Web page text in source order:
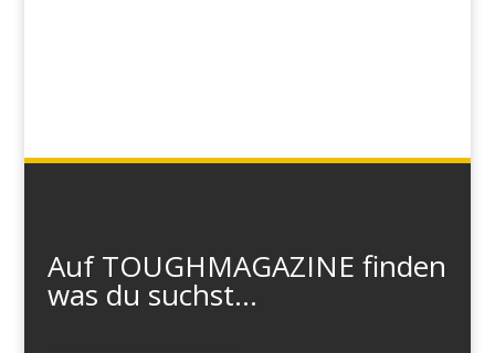
Auf TOUGHMAGAZINE finden
was du suchst...